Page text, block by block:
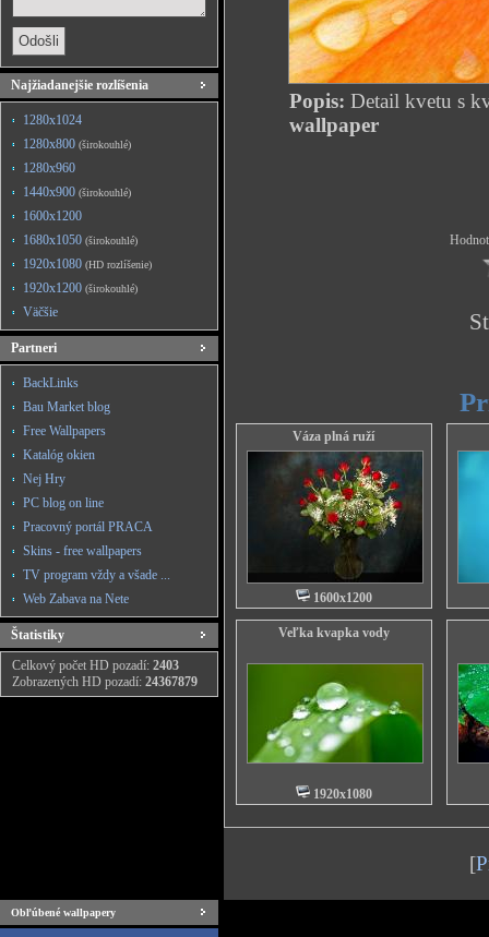
Najžiadanejšie rozlíšenia
1280x1024
1280x800 (širokouhlé)
1280x960
1440x900 (širokouhlé)
1600x1200
1680x1050 (širokouhlé)
1920x1080 (HD rozlíšenie)
1920x1200 (širokouhlé)
Väčšie
Partneri
BackLinks
Bau Market blog
Free Wallpapers
Katalóg okien
Nej Hry
PC blog on line
Pracovný portál PRACA
Skins - free wallpapers
TV program vždy a všade ...
Web Zabava na Nete
Štatistiky
Celkový počet HD pozadí: 2403
Zobrazených HD pozadí: 24367879
Popis: Detail kvetu s
wallpaper
Váza plná ruží
1600x1200
Veľka kvapka vody
1920x1080
[
Obľúbené wallpapery